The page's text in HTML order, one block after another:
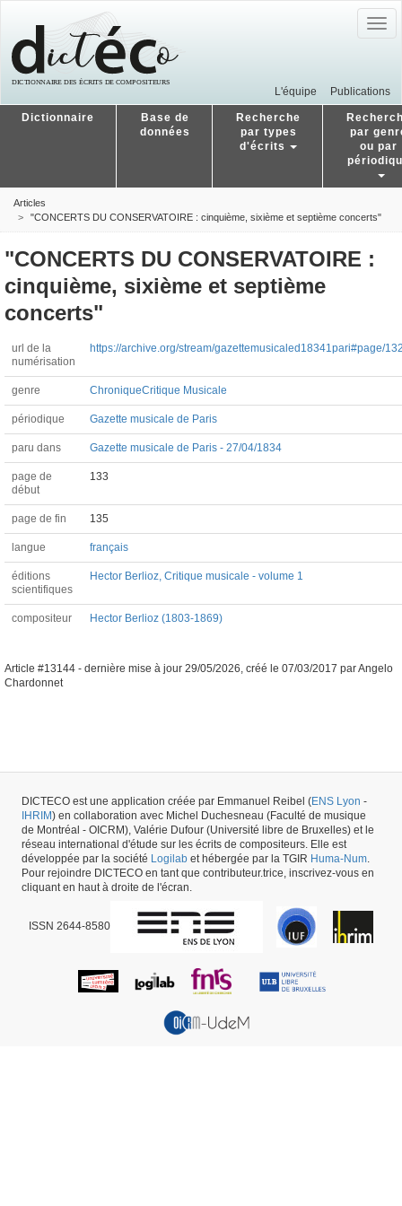
L'équipe Publications
Dictionnaire
Base de
données
Recherche
par types
d'écrits
par
ou par
Articles
"CONCERTS DU CONSERVATOIRE : cinquième, sixième et septième concerts"
"CONCERTS DU CONSERVATOIRE :
cinquième, sixième et septième
concerts"
url de la
numérisation
https://archive.org/stream/gazettemusicaled18341pari#page/
genre ChroniqueCritique Musicale
périodique Gazette musicale de Paris
paru dans Gazette musicale de Paris - 27/04/1834
page de
début
133
page de fin 135
langue français
éditions
scientifiques
Hector Berlioz, Critique musicale - volume 1
compositeur Hector Berlioz (1803-1869)
Article #13144 - dernière mise à jour 29/05/2026, créé le 07/03/2017 parAngelo
Chardonnet
DICTECO est une application créée par Emmanuel Reibel (ENS Lyon -
IHRIM) en collaboration avec Michel Duchesneau (Faculté de musique
de Montréal - OICRM), Valérie Dufour (Université libre de Bruxelles) et le
réseau international d'étude sur les écrits de compositeurs. Elle est
développée par la société Logilab et hébergée par la TGIR Huma-Num
Pour rejoindre DICTECO en tant que contributeur.trice, inscrivez-vous en
cliquant en haut à droite de l'écran.
ISSN 2644-8580